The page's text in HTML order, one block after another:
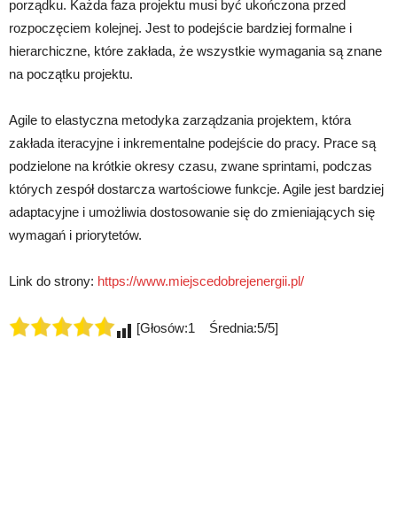
porządku. Każda faza projektu musi być ukończona przed
rozpoczęciem kolejnej. Jest to podejście bardziej formalne i
hierarchiczne, które zakłada, że wszystkie wymagania są znane
na początku projektu.
Agile to elastyczna metodyka zarządzania projektem, która
zakłada iteracyjne i inkrementalne podejście do pracy. Prace są
podzielone na krótkie okresy czasu, zwane sprintami, podczas
których zespół dostarcza wartościowe funkcje. Agile jest bardziej
adaptacyjne i umożliwia dostosowanie się do zmieniających się
wymagań i priorytetów.
Link do strony: https://www.miejscedobrejenergii.pl/
[Głosów:1 Średnia:5/5]